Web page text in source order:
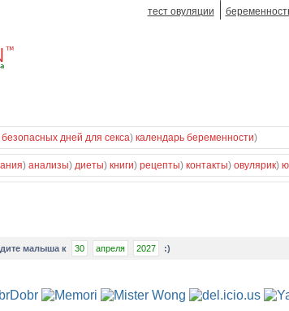
тест овуляции
дней для секса) календарь беременности)
) анализы) диеты) книги) рецепты) контакты) овулярик)
малыша к 30 апреля 2027 :)